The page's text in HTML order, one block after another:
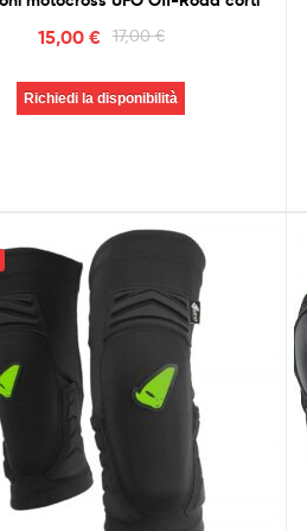
17,00€
15,00 €
Richiedi la disponibilità